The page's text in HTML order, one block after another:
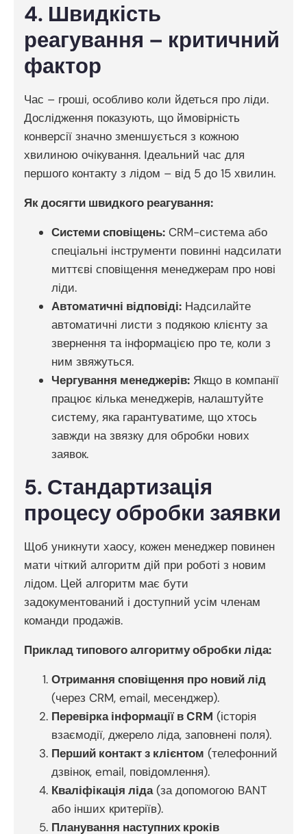
4. Швидкість
реагування – критичний
фактор
Час – гроші, особливо коли йдеться про ліди.
Дослідження показують, що ймовірність
конверсії значно зменшується з кожною
хвилиною очікування. Ідеальний час для
першого контакту з лідом – від 5 до 15 хвилин.
Як досягти швидкого реагування:
Системи сповіщень: CRM-система або
спеціальні інструменти повинні надсилати
миттєві сповіщення менеджерам про нові
ліди.
Автоматичні відповіді: Надсилайте
автоматичні листи з подякою клієнту за
звернення та інформацією про те, коли з
ним звяжуться.
Чергування менеджерів: Якщо в компанії
працює кілька менеджерів, налаштуйте
систему, яка гарантуватиме, що хтось
завжди на звязку для обробки нових
заявок.
5. Стандартизація
процесу обробки заявки
Щоб уникнути хаосу, кожен менеджер повинен
мати чіткий алгоритм дій при роботі з новим
лідом. Цей алгоритм має бути
задокументований і доступний усім членам
команди продажів.
Приклад типового алгоритму обробки ліда:
Отримання сповіщення про новий лід
(через CRM, email, месенджер).
Перевірка інформації в CRM (історія
взаємодії, джерело ліда, заповнені поля).
Перший контакт з клієнтом (телефонний
дзвінок, email, повідомлення).
Кваліфікація ліда(за допомогою BANT
або інших критеріїв).
Планування наступних кроків